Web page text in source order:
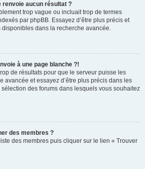
renvoie aucun résultat ?
trop vague ou incluait trop de termes
par phpBB. Essayez d’être plus précis et
disponibles dans la recherche avancée.
à une page blanche ?!
de résultats pour que le serveur puisse les
avancée et essayez d’être plus précis dans les
des forums dans lesquels vous souhaitez
des membres ?
des membres puis cliquer sur le lien « Trouver